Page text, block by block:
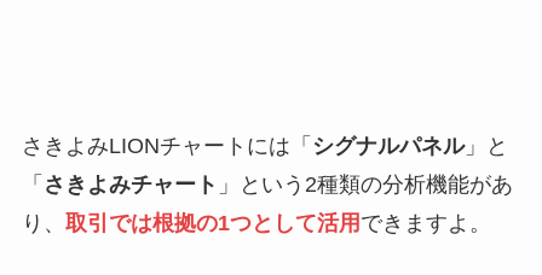
さきよみLIONチャートには「 シグナルパネル」と
「 さきよみチャート 」という2種類の分析機能があ
り、 取引では根拠の1つとして活用 できますよ。